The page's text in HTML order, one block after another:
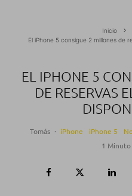
Inicio
El iPhone 5 consigue 2 millones de
EL IPHONE 5
DE RESERVAS
Tomás · iPhone iPhone 5
1